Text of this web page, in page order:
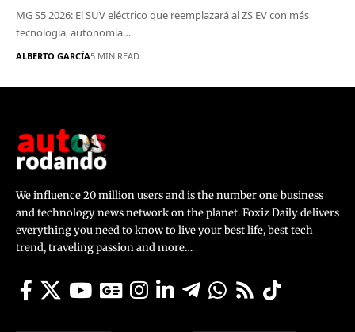
MG S5 2026: El SUV eléctrico que reemplazará al ZS EV con más
tecnología, autonomía…
ALBERTO GARCÍA5 MIN READ
We influence 20 million users and is the number one business
and technology news network on the planet. Foxiz Daily delivers
everything you need to know to live your best life, best tech
trend, traveling passion and more…